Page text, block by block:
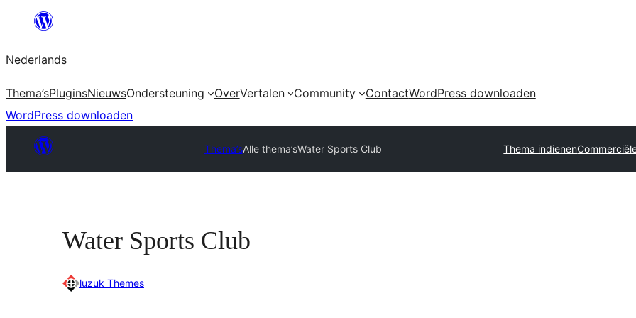
de
inhoud
Nederlands
Thema’sPluginsNieuwsOndersteuning OverVertalen Community ContactWordPress downloaden
WordPress downloaden
Thema’sAlle thema’sWater Sports Club Thema indienen
Water Sports Club
luzuk Themes